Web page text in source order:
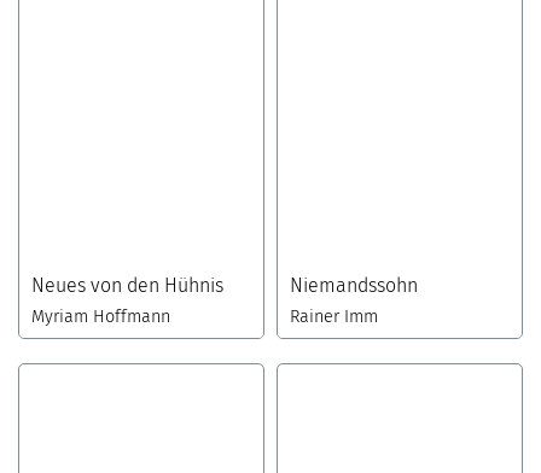
Neues von den Hühnis
Myriam Hoffmann
Niemandssohn
Rainer Imm